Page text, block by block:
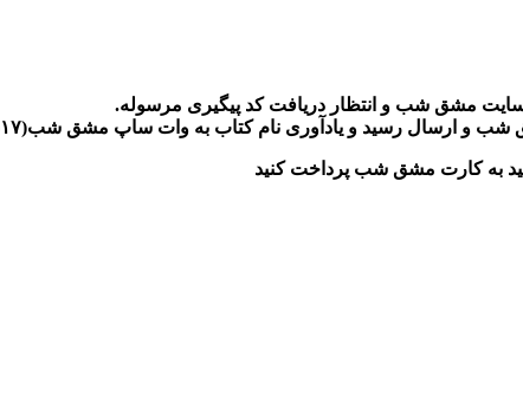
سایت مشق شب و انتظار دریافت کد پیگیری مرسوله.
شب و ارسال رسید و یادآوری نام کتاب به وات ساپ مشق شب(
به کارت مشق شب پرداخت کنید